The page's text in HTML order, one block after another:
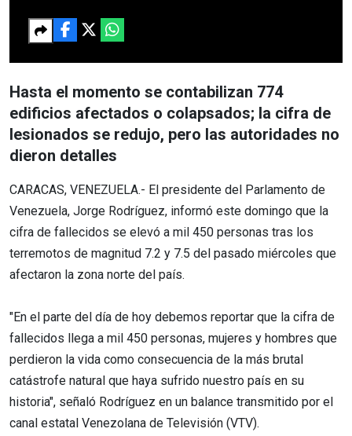
Hasta el momento se contabilizan 774
edificios afectados o colapsados; la cifra de
lesionados se redujo, pero las autoridades no
dieron detalles
CARACAS, VENEZUELA.- El presidente del Parlamento de
Venezuela, Jorge Rodríguez, informó este domingo que la
cifra de fallecidos se elevó a mil 450 personas tras los
terremotos de magnitud 7.2 y 7.5 del pasado miércoles que
afectaron la zona norte del país.
"En el parte del día de hoy debemos reportar que la cifra de
fallecidos llega a mil 450 personas, mujeres y hombres que
perdieron la vida como consecuencia de la más brutal
catástrofe natural que haya sufrido nuestro país en su
historia", señaló Rodríguez en un balance transmitido por el
canal estatal Venezolana de Televisión (VTV).